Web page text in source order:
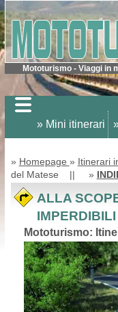
Mototurismo - Viaggi in
» Mini itinerari
» Homepage » Itinerari
del Matese || »
ALLA
Mototurismo: